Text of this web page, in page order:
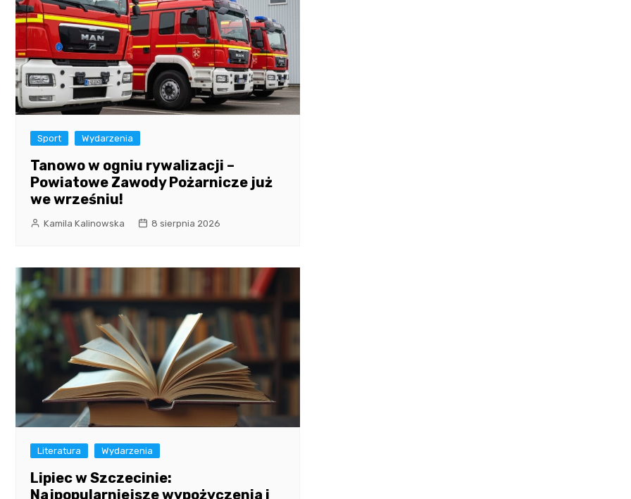
Sport Wydarzenia
Tanowo w ogniu rywalizacji –
Powiatowe Zawody Pożarnicze już
we wrześniu!
Kamila Kalinowska 8 sierpnia 2026
Literatura Wydarzenia
Lipiec w Szczecinie:
Najpopularniejsze wypożyczenia i